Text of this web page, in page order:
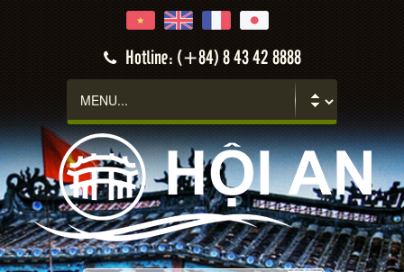
Hotline: (+84) 8 43 42 8888